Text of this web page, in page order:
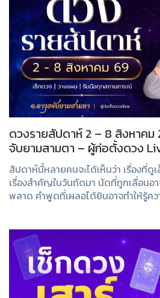
ดวงรายสัปดาห์ 2 – 8 สิงหาคม
จับยามสามตา – ผู้ก่อตั้งดวง
สัปดาห์นี้หลายคนจะได้เห็นว่า เรื่องที่ดู
เรื่องสำคัญในวันถัดมา นัดที่ถูกเลื่อนอ
พลาด คำพูดที่เผลอได้ยินอาจทำให้รู้ค